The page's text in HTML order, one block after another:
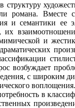
романа. Вместе
и семантики ее
их
и
возбуждает
с широким
воплощения.
в